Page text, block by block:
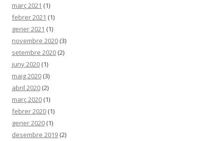
març 2021 (1)
febrer 2021 (1)
gener 2021 (1)
novembre 2020 (3)
setembre 2020 (2)
juny 2020 (1)
maig 2020 (3)
abril 2020 (2)
març 2020 (1)
febrer 2020 (1)
gener 2020 (1)
desembre 2019 (2)